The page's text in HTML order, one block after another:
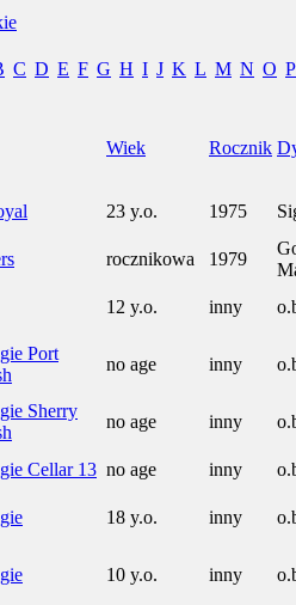
C D E F G H I J K L M N O P
Wiek Rocznik
23 y.o. 1975
rocznikowa 1979
12 y.o. inny
Port
no age inny
Sherry
no age inny
Cellar 13 no age inny
18 y.o. inny
10 y.o. inny